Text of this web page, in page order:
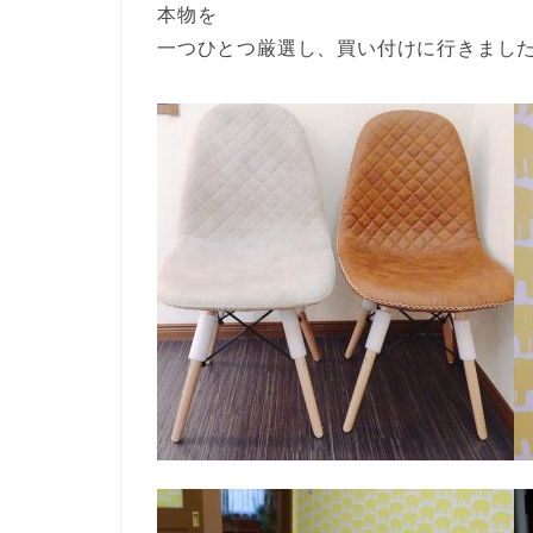
本物を
一つひとつ厳選し、買い付けに行きまし